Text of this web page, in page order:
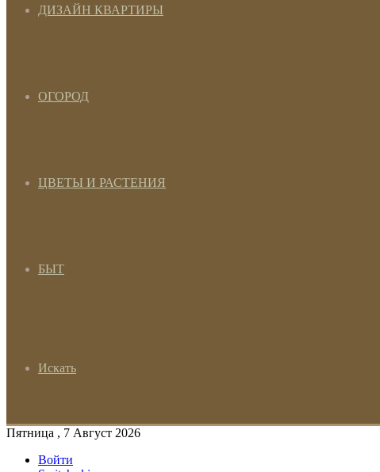
ДИЗАЙН КВАРТИРЫ
ОГОРОД
ЦВЕТЫ И РАСТЕНИЯ
БЫТ
Искать
Пятница , 7 Август 2026
Войти